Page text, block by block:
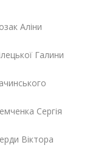
Аліни
Галини
Сергія
Віктора